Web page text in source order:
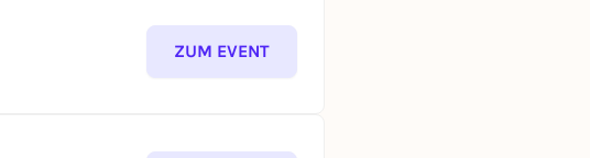
ZUM EVENT